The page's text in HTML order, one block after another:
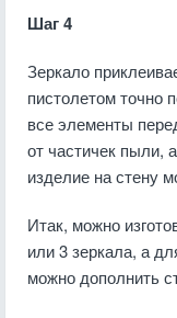
Шаг 4
Зеркало
пистолетом точно
все элементы
от частичек пыли,
изделие на стену
Итак, можно
или 3 зеркала, а
можно дополнить